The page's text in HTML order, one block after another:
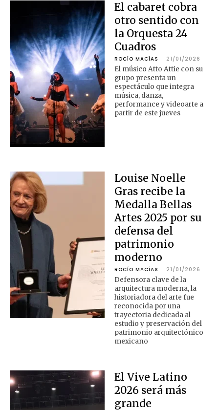
El cabaret cobra
otro sentido con
la Orquesta 24
Cuadros
ROCÍO MACÍAS 21/01/2026
El músico Atto Attie con su
grupo presenta un
espectáculo que integra
música, danza,
performance y videoarte a
partir de este jueves
Louise Noelle
Gras recibe la
Medalla Bellas
Artes 2025 por su
defensa del
patrimonio
moderno
ROCÍO MACÍAS 21/01/2026
Defensora clave de la
arquitectura moderna, la
historiadora del arte fue
reconocida por una
trayectoria dedicada al
estudio y preservación del
patrimonio arquitectónico
mexicano
El Vive Latino
2026 será más
grande